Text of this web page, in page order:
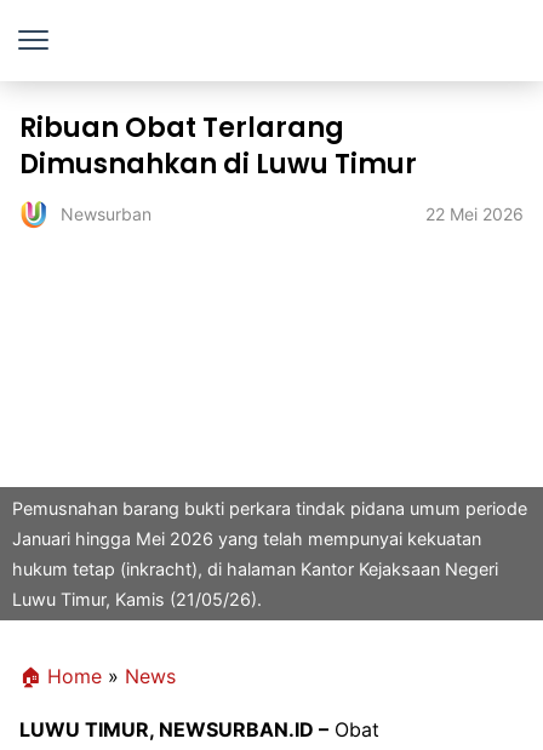
Ribuan Obat Terlarang
Dimusnahkan di Luwu Timur
Newsurban 22 Mei 2026
Pemusnahan barang bukti perkara tindak pidana umum periode
Januari hingga Mei 2026 yang telah mempunyai kekuatan
hukum tetap (inkracht), di halaman Kantor Kejaksaan Negeri
Luwu Timur, Kamis (21/05/26).
🏠 Home » News
LUWU TIMUR, NEWSURBAN.ID – Obat